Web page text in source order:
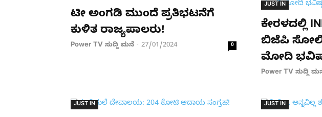
ಟೀ ಅಂಗಡಿ ಮುಂದೆ ಪ್ರತಿಭಟನೆಗೆ
ಕುಳಿತ ರಾಜ್ಯಪಾಲರು!
Power TV ಸುದ್ದಿ ಮನೆ - 27/01/2024 0
JUST IN
ಕೇರಳದಲ್ಲಿ
ಬಿಜೆಪಿ
ಮೋದಿ
Power TV ಸುದ್ದಿ
JUST IN JUST IN